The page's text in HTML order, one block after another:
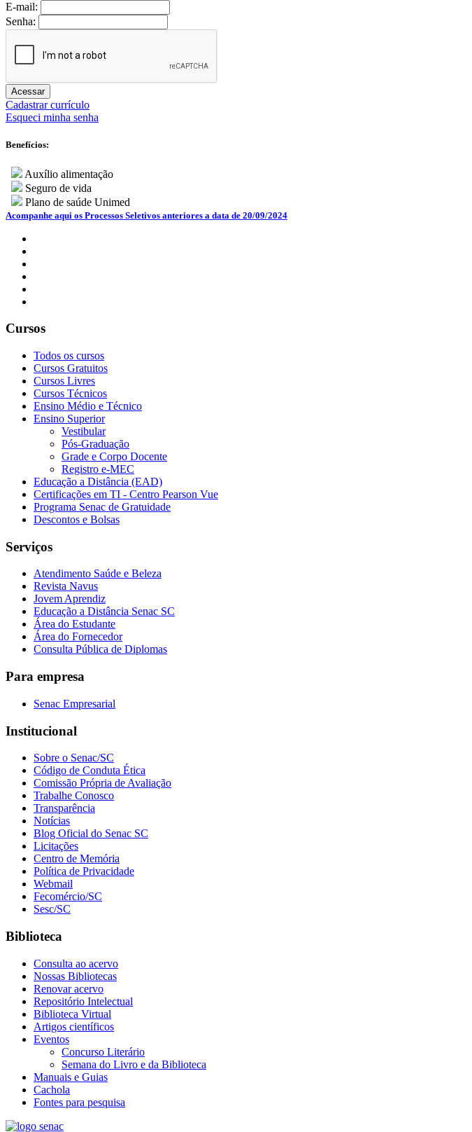
E-mail:
Senha:
Acessar
Cadastrar currículo
Esqueci minha senha
Benefícios:
Auxílio alimentação
Seguro de vida
Plano de saúde Unimed
Acompanhe aqui os Processos Seletivos anteriores a data de 20/09/2024
Cursos
Todos os cursos
Cursos Gratuitos
Cursos Livres
Cursos Técnicos
Ensino Médio e Técnico
Ensino Superior
Vestibular
Pós-Graduação
Grade e Corpo Docente
Registro e-MEC
Educação a Distância (EAD)
Certificações em TI - Centro Pearson Vue
Programa Senac de Gratuidade
Descontos e Bolsas
Serviços
Atendimento Saúde e Beleza
Revista Navus
Jovem Aprendiz
Educação a Distância Senac SC
Área do Estudante
Área do Fornecedor
Consulta Pública de Diplomas
Para empresa
Senac Empresarial
Institucional
Sobre o Senac/SC
Código de Conduta Ética
Comissão Própria de Avaliação
Trabalhe Conosco
Transparência
Notícias
Blog Oficial do Senac SC
Licitações
Centro de Memória
Política de Privacidade
Webmail
Fecomércio/SC
Sesc/SC
Biblioteca
Consulta ao acervo
Nossas Bibliotecas
Renovar acervo
Repositório Intelectual
Biblioteca Virtual
Artigos científicos
Eventos
Concurso Literário
Semana do Livro e da Biblioteca
Manuais e Guias
Cachola
Fontes para pesquisa